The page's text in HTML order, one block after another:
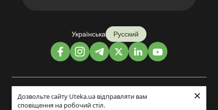
Дозвольте сайту Uteka.ua відправляти вам
сповіщення на робочий стіл.
×
Українська Русский
Дизайн и разработка: